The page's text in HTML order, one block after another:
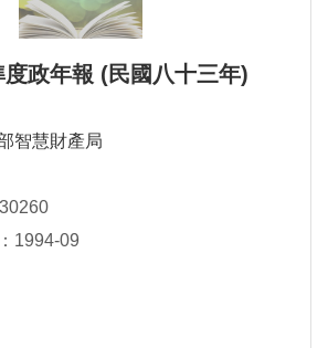
政年報 (民國八十三年)
智慧財產局
1994-09